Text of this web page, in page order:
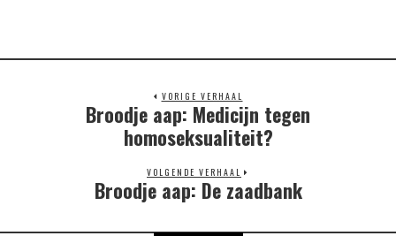
VORIGE VERHAAL
Previous
post:
Broodje aap: Medicijn tegen
homoseksualiteit?
VOLGENDE VERHAAL
Next
Broodje aap: De zaadbank